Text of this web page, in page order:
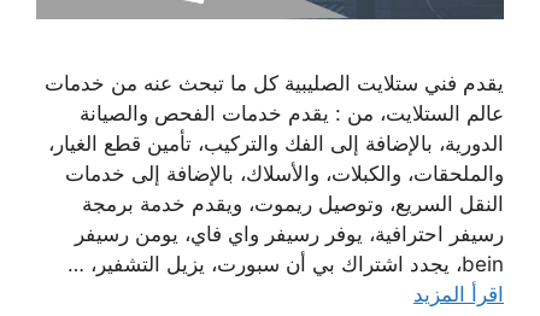
يقدم فني ستلايت الصليبية كل ما تبحث عنه من خدمات
عالم الستلايت، من : يقدم خدمات الفحص والصيانة
الدورية، بالإضافة إلى الفك والتركيب، تأمين قطع الغيار،
والملحقات، والكبلات، والأسلاك، بالإضافة إلى خدمات
النقل السريع، وتوصيل ريموت، ويقدم خدمة برمجة
رسيفر احترافية، يوفر رسيفر واي فاي، يومن رسيفر
bein، يجدد اشتراك بي أن سبورت، يزيل التشفير، …
اقرأ المزيد